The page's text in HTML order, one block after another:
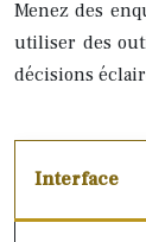
Menez des
utiliser des
décisions
Interface